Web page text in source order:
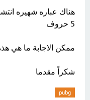
هناك عباره شهيره
5 حروف
ممكن الاجابة ما هي
شكراً مقدما
pubg